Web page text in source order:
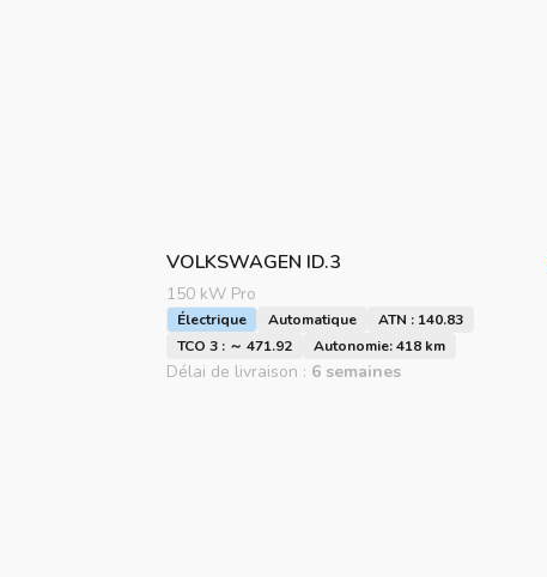
VOLKSWAGEN ID.3
150 kW Pro
Électrique Automatique
ATN : 140.83
TCO 3 : ～ 471.92
Autonomie: 418 km
Délai de livraison : 6 semaines